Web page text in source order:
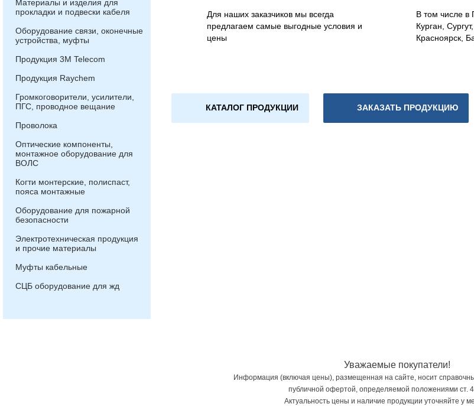
Материалы и изделия для
прокладки и подвески кабеля
Оборудование связи, оконечные
устройства, муфты
Продукция 3М Telecom
Продукция Raychem
Громкоговорители, усилители,
ПГС, проводное вещание
Проволока
Оптические компоненты,
монтажное оборудование для
ВОЛС
Когти монтерские, полиспаст,
пояса монтажные
Оборудование для пожарной
безопасности
Электротехническая продукция
и прочие материалы
Муфты кабельные
СЦБ оборудование для жд
Для наших заказчиков мы всегда
предлагаем самые выгодные условия и
цены
В том числе в
Курган,
Красноярск,
КАТАЛОГ ПРОДУКЦИИ ЗАКАЗАТЬ ПРОДУКЦИЮ
Уважаемые покупатели!
Информация (включая цены), размещенная на сайте, носит
публичной офертой, определяемой положениями ст.
Актуальность цены и наличие продукции уточняйте у